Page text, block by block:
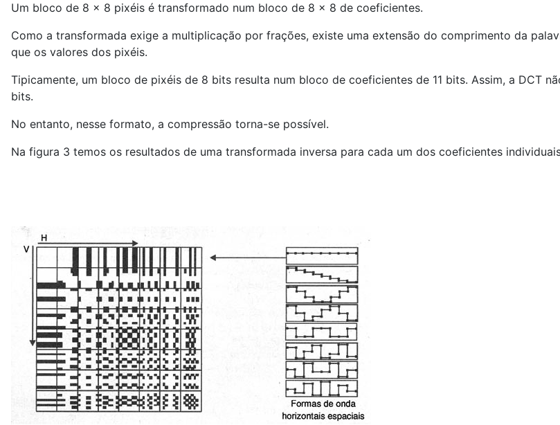
Um bloco de 8 x 8 pixéis é transformado num bloco de 8 x 8 de coeficientes.
Como a transformada exige a multiplicação por frações, existe uma extensão do comprimento da
que os valores dos pixéis.
Tipicamente, um bloco de pixéis de 8 bits resulta num bloco de coeficientes de 11 bits. Assim, a DCT
bits.
No entanto, nesse formato, a compressão torna-se possível.
Na figura 3 temos os resultados de uma transformada inversa para cada um dos coeficientes